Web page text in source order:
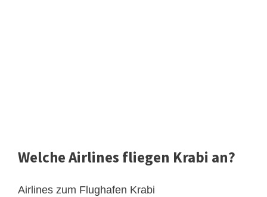
Welche Airlines fliegen Krabi an?
Airlines zum Flughafen Krabi